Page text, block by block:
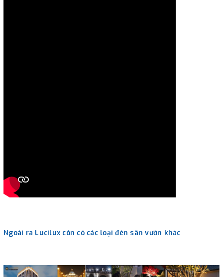
Ngoài ra Lucilux còn có các loại đèn sân vườn khác